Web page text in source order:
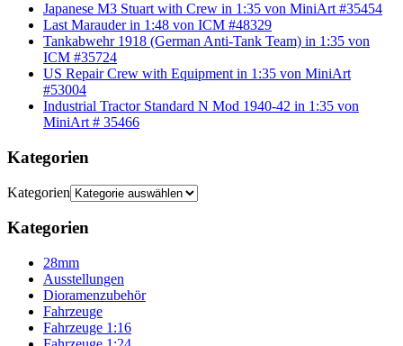
Japanese M3 Stuart with Crew in 1:35 von MiniArt #35454
Last Marauder in 1:48 von ICM #48329
Tankabwehr 1918 (German Anti-Tank Team) in 1:35 von
ICM #35724
US Repair Crew with Equipment in 1:35 von MiniArt
#53004
Industrial Tractor Standard N Mod 1940-42 in 1:35 von
MiniArt # 35466
Kategorien
Kategorien
Kategorien
28mm
Ausstellungen
Dioramenzubehör
Fahrzeuge
Fahrzeuge 1:16